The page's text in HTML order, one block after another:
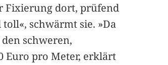
Fixierung dort, prüfend
schwärmt sie. »Da
schweren,
Euro pro Meter, erklärt